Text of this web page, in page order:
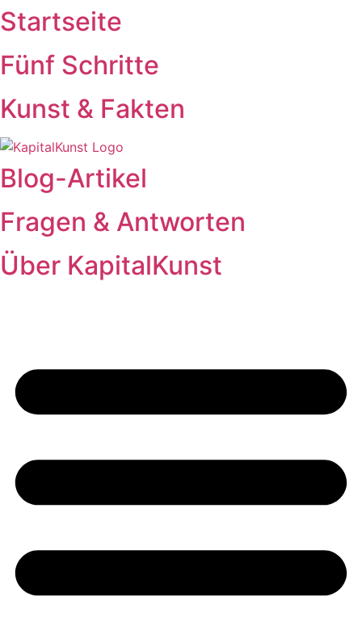
Skip
to
content
Startseite
Fünf Schritte
Kunst & Fakten
Blog-Artikel
Fragen & Antworten
Über KapitalKunst